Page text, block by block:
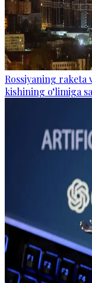
Rossiyaning
kishining o‘limiga